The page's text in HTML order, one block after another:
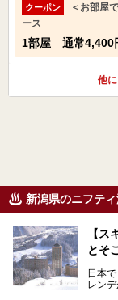
クーポン
＜お部屋
ース
1部屋 通常4,400
他
新潟県のニフテ
【
とそ
日本
レン